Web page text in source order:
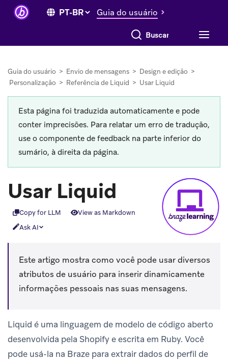
Guia do usuário
Buscar tudo
Guia do usuário > Envio de mensagens > Design e edição >
Personalização > Referência de Liquid > Usar Liquid
Esta página foi traduzida automaticamente e pode
conter imprecisões. Para relatar um erro de tradução,
use o componente de feedback na parte inferior do
sumário, à direita da página.
Usar Liquid
Copy for LLM
View as Markdown
Ask AI
Este artigo mostra como você pode usar diversos
atributos de usuário para inserir dinamicamente
informações pessoais nas suas mensagens.
Liquid é uma linguagem de modelo de código aberto
desenvolvida pela Shopify e escrita em Ruby. Você
pode usá-la na Braze para extrair dados do perfil de